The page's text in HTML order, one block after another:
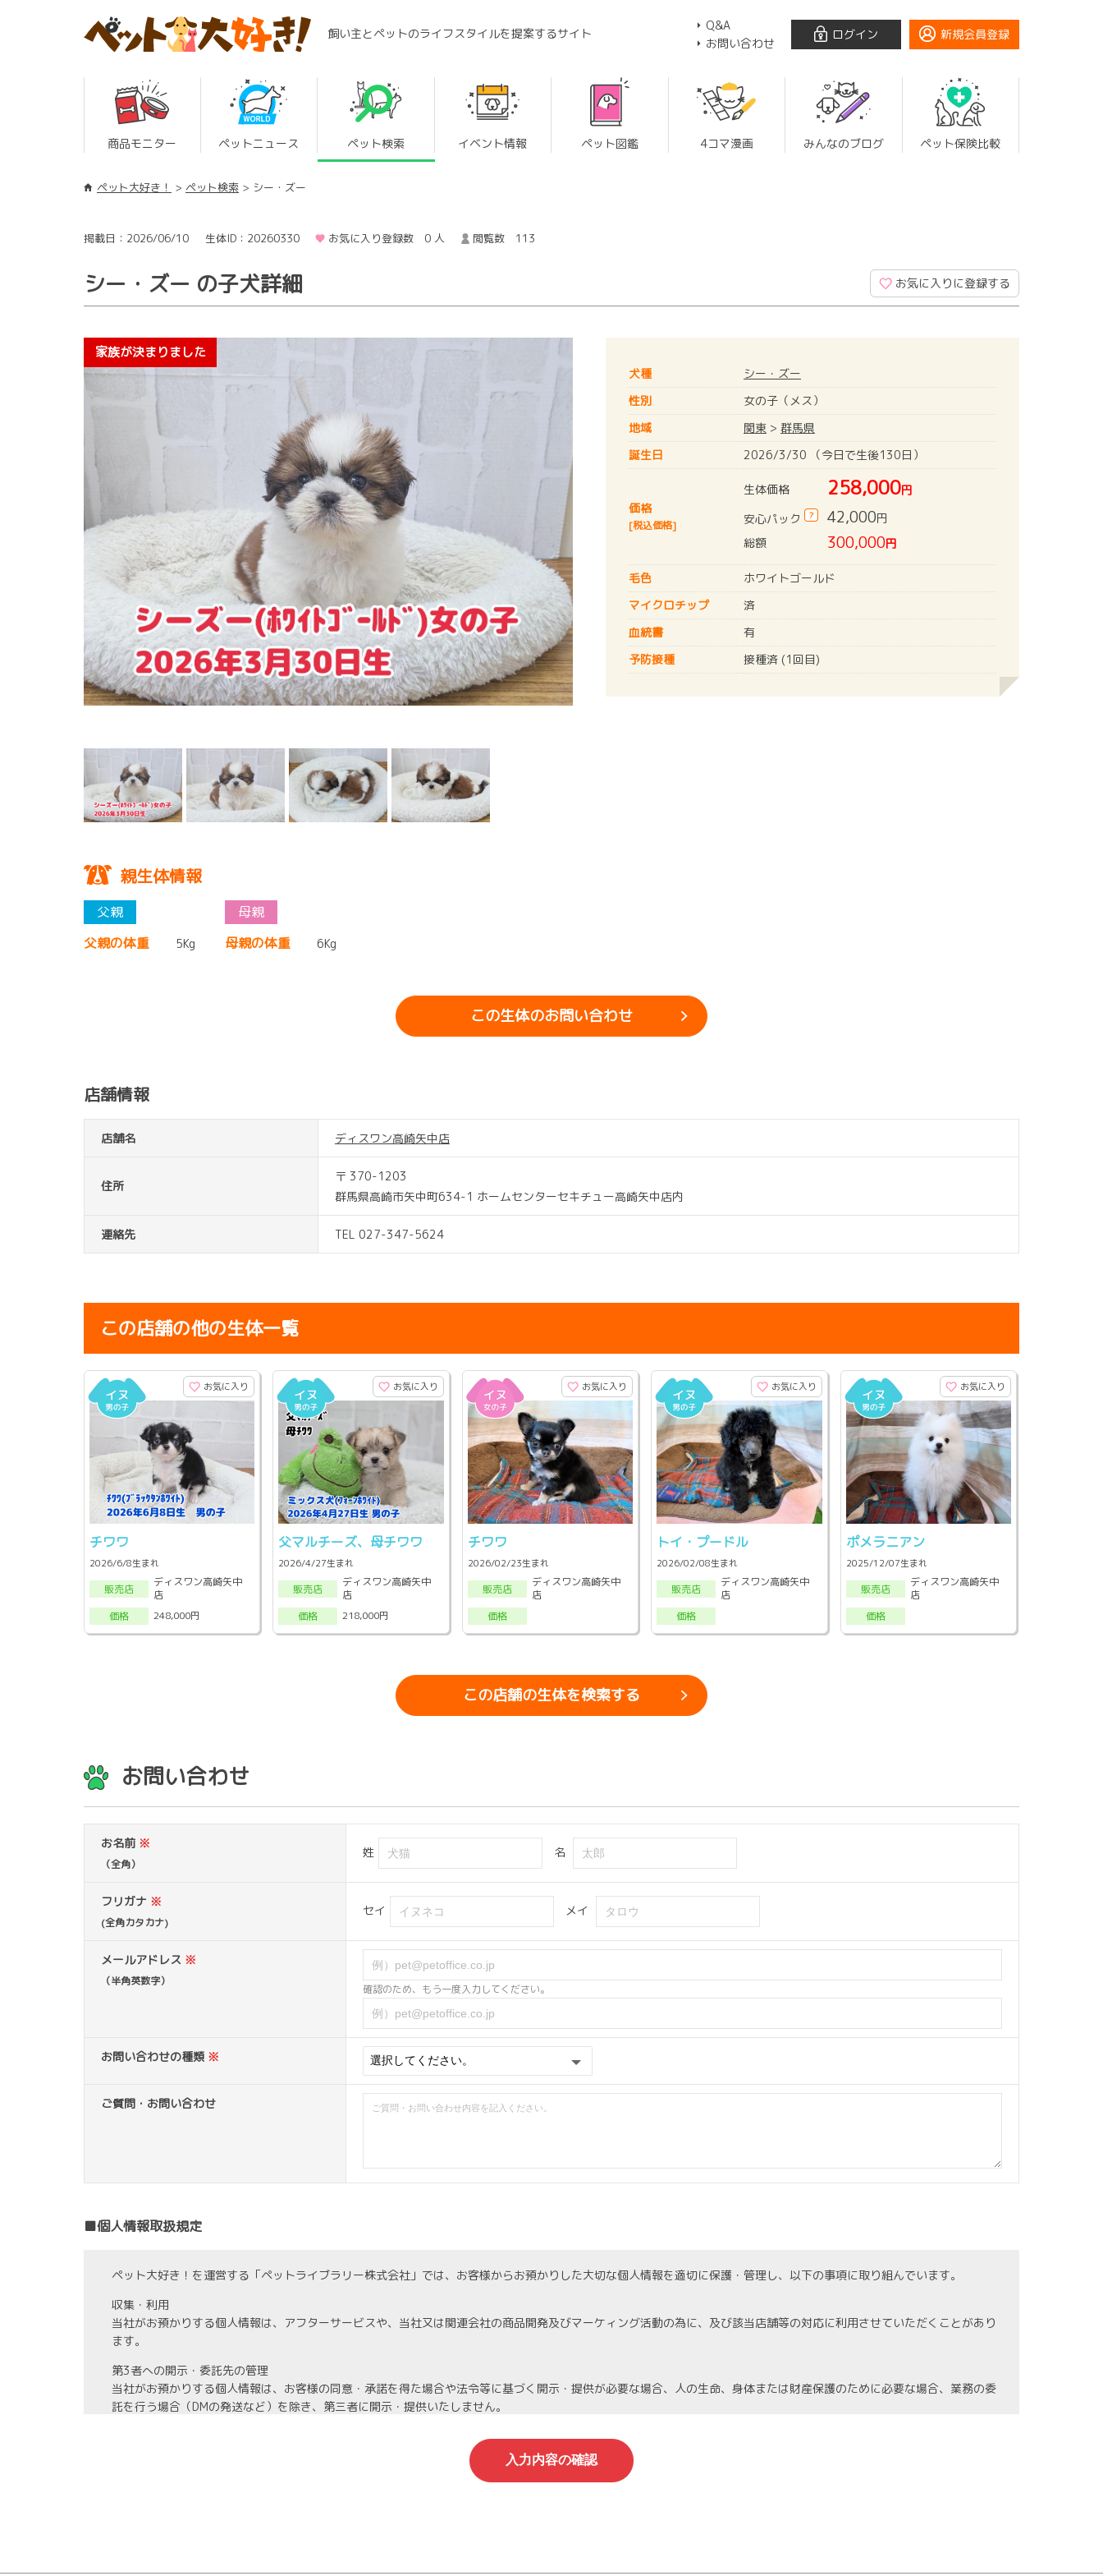
飼い主とペットのライフスタイルを提案するサイト
Q&A
お問い合わせ
ログイン 新規会員登録
商品モニター ペットニュース ペット検索 イベント情報 ペット図鑑 4コマ漫画 みんなのブログ ペット保険比較
ペット大好き！ ペット検索 シー・ズー
掲載日：2026/06/10 生体ID：20260330 お気に入り登録数 0 人 閲覧数 113
シー・ズー の子犬詳細 お気に入りに登録する
犬種
シー・ズー
性別
女の子（メス）
地域
関東 > 群馬県
誕生日
2026/3/30 （今日で生後130日）
価格
[税込価格]
生体価格 258,000円
安心パック
? 42,000円
総額
300,000円
毛色
ホワイトゴールド
マイクロチップ
済
血統書
有
予防接種
接種済 (1回目)
親生体情報
父親の体重 5Kg 母親の体重 6Kg
この生体のお問い合わせ
店舗情報
店舗名 ディスワン高崎矢中店
住所
〒 370-1203
群馬県高崎市矢中町634-1 ホームセンターセキチュー高崎矢中店内
連絡先 TEL 027-347-5624
この店舗の他の生体一覧
お気に入り
チワワ
2026/6/8生まれ
販売店
ディスワン高崎矢中
店
価格
248,000円
お気に入り
父マルチーズ、母チワワ
2026/4/27生まれ
販売店
ディスワン高崎矢中
店
価格
218,000円
お気に入り
チワワ
2026/02/23生まれ
販売店
ディスワン高崎矢中
店
価格
お気に入り
トイ・プードル
2026/02/08生まれ
販売店
ディスワン高崎矢中
店
価格
お気に入り
ポメラニアン
2025/12/07生まれ
販売店
ディスワン高崎矢中
店
価格
この店舗の生体を検索する
お問い合わせ
お名前 ※
（全角）
姓 名
フリガナ ※
(全角カタカナ)
セイ メイ
メールアドレス ※
（半角英数字）
確認のため、もう一度入力してください。
お問い合わせの種類 ※
ご質問・お問い合わせ
■個人情報取扱規定
ペット大好き！を運営する「ペットライブラリー株式会社」では、お客様からお預かりした大切な個人情報を適切に保護・管理し、以下の事項に取り組んでいます。
収集・利用
当社がお預かりする個人情報は、アフターサービスや、当社又は関連会社の商品開発及びマーケィング活動の為に、及び該当店舗等の対応に利用させていただくことがあり
ます。
第3者への開示・委託先の管理
当社がお預かりする個人情報は、お客様の同意・承諾を得た場合や法令等に基づく開示・提供が必要な場合、人の生命、身体または財産保護のために必要な場合、業務の委
託を行う場合（DMの発送など）を除き、第三者に開示・提供いたしません。
当社がお預かりする氏名、住所、電話番号等の個人情報は当社が責任を持って管理し、個人情報への不正アクセスや情報の紛失、破壊、漏洩等などの危険防止に努めます。